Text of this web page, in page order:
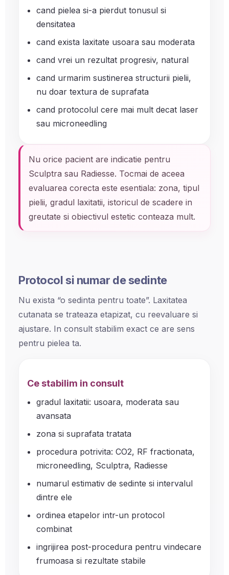
cand pielea si-a pierdut tonusul si
densitatea
cand exista laxitate usoara sau moderata
cand vrei un rezultat progresiv, natural
cand urmarim sustinerea structurii pielii,
nu doar textura de suprafata
cand protocolul cere mai mult decat laser
sau microneedling
Nu orice pacient are indicatie pentru
Sculptra sau Radiesse. Tocmai de aceea
evaluarea corecta este esentiala: zona, tipul
pielii, gradul laxitatii, istoricul de scadere in
greutate si obiectivul estetic conteaza mult.
Protocol si numar de sedinte
Nu exista “o sedinta pentru toate”. Laxitatea
cutanata se trateaza etapizat, cu reevaluare si
ajustare. In consult stabilim exact ce are sens
pentru pielea ta.
Ce stabilim in consult
gradul laxitatii: usoara, moderata sau
avansata
zona si suprafata tratata
procedura potrivita: CO2, RF fractionata,
microneedling, Sculptra, Radiesse
numarul estimativ de sedinte si intervalul
dintre ele
ordinea etapelor intr-un protocol
combinat
ingrijirea post-procedura pentru vindecare
frumoasa si rezultate stabile